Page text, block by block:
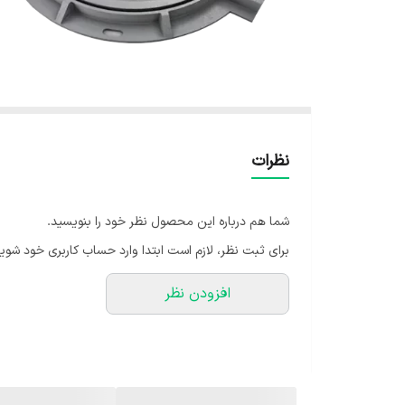
نظرات
شما هم درباره این محصول نظر خود را بنویسید.
برای ثبت نظر، لازم است ابتدا وارد حساب کاربری خود
افزودن نظر